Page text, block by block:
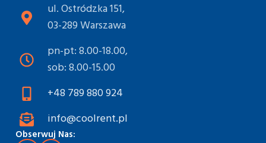
ul. Ostródzka 151,
03-289 Warszawa
pn-pt: 8.00-18.00,
sob: 8.00-15.00
+48 789 880 924
info@coolrent.pl
Obserwuj Nas: